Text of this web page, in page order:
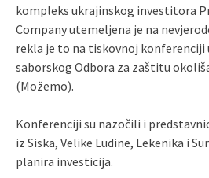
kompleks ukrajinskog investitora
Company utemeljena je na
rekla je to na tiskovnoj konferenciji
saborskog Odbora za zaštitu
(Možemo).
Konferenciji su nazočili i
iz Siska, Velike Ludine, Lekenika i
planira investicija.